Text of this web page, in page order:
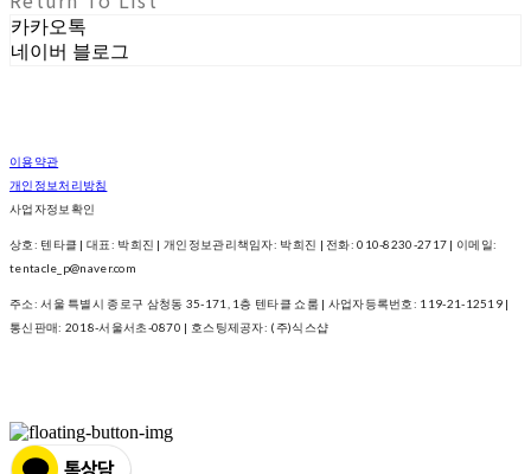
카카오톡
네이버 블로그
이용약관
개인정보처리방침
사업자정보확인
상호: 텐타클 | 대표: 박희진 | 개인정보관리책임자: 박희진 | 전화: 010-8230-2717 | 이메일:
tentacle_p@naver.com
주소: 서울 특별시 종로구 삼청동 35-171, 1층 텐타클 쇼룸 | 사업자등록번호: 119-21-12519 |
통신판매: 2018-서울서초-0870 | 호스팅제공자: (주)식스샵